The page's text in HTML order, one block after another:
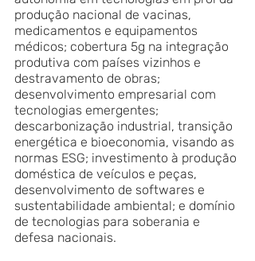
produção nacional de vacinas,
medicamentos e equipamentos
médicos; cobertura 5g na integração
produtiva com países vizinhos e
destravamento de obras;
desenvolvimento empresarial com
tecnologias emergentes;
descarbonização industrial, transição
energética e bioeconomia, visando as
normas ESG; investimento à produção
doméstica de veículos e peças,
desenvolvimento de softwares e
sustentabilidade ambiental; e domínio
de tecnologias para soberania e
defesa nacionais.